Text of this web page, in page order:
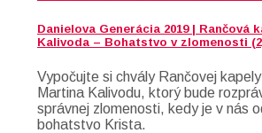
Danielova Generácia 2019 | Rančová
Kalivoda – Bohatstvo v zlomenosti
Vypočujte si chvály Rančovej
Martina Kalivodu, ktorý bude
správnej zlomenosti, kedy je v nás
bohatstvo Krista.